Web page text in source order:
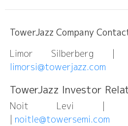
TowerJazz Company
Limor Silberberg |
limorsi@towerjazz.com
TowerJazz Investor
Noit Levi |
| noitle@towersemi.com